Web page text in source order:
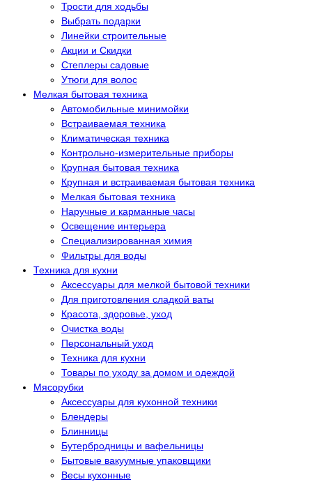
Трости для ходьбы
Выбрать подарки
Линейки строительные
Акции и Скидки
Степлеры садовые
Утюги для волос
Мелкая бытовая техника
Автомобильные минимойки
Встраиваемая техника
Климатическая техника
Контрольно-измерительные приборы
Крупная бытовая техника
Крупная и встраиваемая бытовая техника
Мелкая бытовая техника
Наручные и карманные часы
Освещение интерьера
Специализированная химия
Фильтры для воды
Техника для кухни
Аксессуары для мелкой бытовой техники
Для приготовления сладкой ваты
Красота, здоровье, уход
Очистка воды
Персональный уход
Техника для кухни
Товары по уходу за домом и одеждой
Мясорубки
Аксессуары для кухонной техники
Блендеры
Блинницы
Бутербродницы и вафельницы
Бытовые вакуумные упаковщики
Весы кухонные